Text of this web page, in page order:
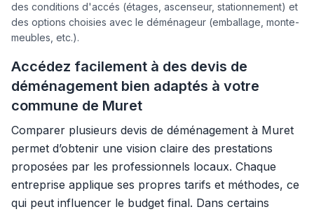
des conditions d'accés (étages, ascenseur, stationnement) et
des options choisies avec le déménageur (emballage, monte-
meubles, etc.).
Accédez facilement à des devis de
déménagement bien adaptés à votre
commune de Muret
Comparer plusieurs devis de déménagement à Muret
permet d’obtenir une vision claire des prestations
proposées par les professionnels locaux. Chaque
entreprise applique ses propres tarifs et méthodes, ce
qui peut influencer le budget final. Dans certains